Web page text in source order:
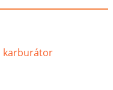
karburátor